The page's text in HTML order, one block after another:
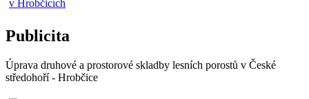
Publicita
Úprava druhové a prostorové skladby lesních porostů v České
středohoří - Hrobčice